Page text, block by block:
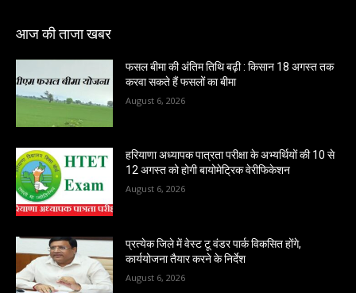
आज की ताजा खबर
फसल बीमा की अंतिम तिथि बढ़ी : किसान 18 अगस्त तक
करवा सकते हैं फसलों का बीमा
August 6, 2026
हरियाणा अध्यापक पात्रता परीक्षा के अभ्यर्थियों की 10 से
12 अगस्त को होगी बायोमेट्रिक वेरीफिकेशन
August 6, 2026
प्रत्येक जिले में वेस्ट टू वंडर पार्क विकसित होंगे,
कार्ययोजना तैयार करने के निर्देश
August 6, 2026